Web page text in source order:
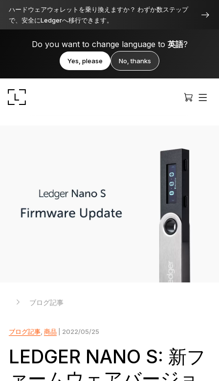
ハードウェアウォレットを乗り換えますか？ わずか数ステップ
で、安全にLedgerへ移行できます。
Do you want to change language to 英語?
Yes, please No, thanks
洗練されたプレミアムなデザイン
Ledger Flex
バックアップで万が一の事態に備える
ブログ記事
ブログ記事, 商品 | 2022/05/25
LEDGER NANO S: 新フ